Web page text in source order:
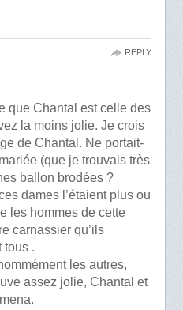
que Chantal est celle des
la moins jolie. Je crois
de Chantal. Ne portait-
(que je trouvais très
ballon brodées ?
dames l’étaient plus ou
les hommes de cette
carnassier qu’ils
tous .
les autres,
assez jolie, Chantal et
REPLY